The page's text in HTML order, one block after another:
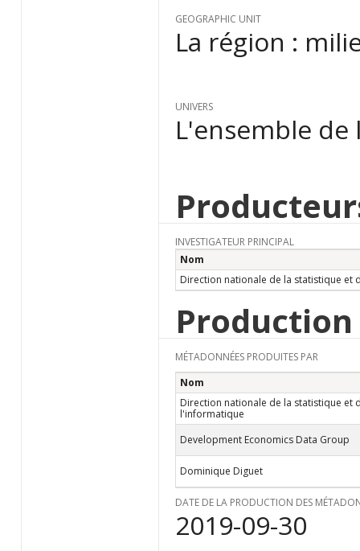
GEOGRAPHIC UNIT
La région :
UNIVERS
L'ensemble
INVESTIGATEUR PRINCIPAL
Nom
Direction nationale de la statistique et
MÉTADONNÉES PRODUITES PAR
Nom
Direction nationale de la statistique et
l'informatique
Development Economics Data Group
Dominique Diguet
DATE DE LA PRODUCTION DES
2019-09-30